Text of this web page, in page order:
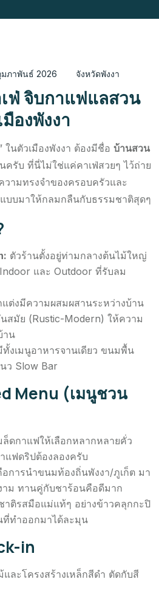
ภาพันธ์ 2026 จังหวัดพังงา
ฟ่ จิบกาแฟแลสวน
องพังงา
ในตัวเมืองพังงา ต้องมีชื่อ บ้านสวน
ครับ ที่นี่ไม่ใช่แค่คาเฟ่สวยๆ ไว้ถ่าย
ามทรงจำของครอบครัวและ
บบมาให้กลมกลืนกับธรรมชาติสุดๆ
ตัวร้านตั้งอยู่ท่ามกลางต้นไม้ใหญ่
และ Outdoor ที่รับลม
แต่งมีความผสมผสานระหว่างบ้าน
สมัย (Rustic-Modern) ให้ความ
าน
ทั้งเมนูอาหารจานเดียว ขนมพื้น
ว Slow Bar
Menu (เมนูชวน
ล็ดกาแฟให้เลือกหลากหลายคั่ว
แฟดริปต้องลองครับ
อการนำขนมท้องถิ่นพังงา/ภูเก็ต มา
าม ทานคู่กับชาร้อนคือดีมาก
าติรสมือแม่แท้ๆ อย่างข้าวคลุกกะปิ
ที่ทำออกมาได้ละมุน
in
และโครงสร้างเหล็กสีดำ ตัดกับสี